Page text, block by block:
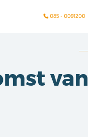
085 - 0091200
van